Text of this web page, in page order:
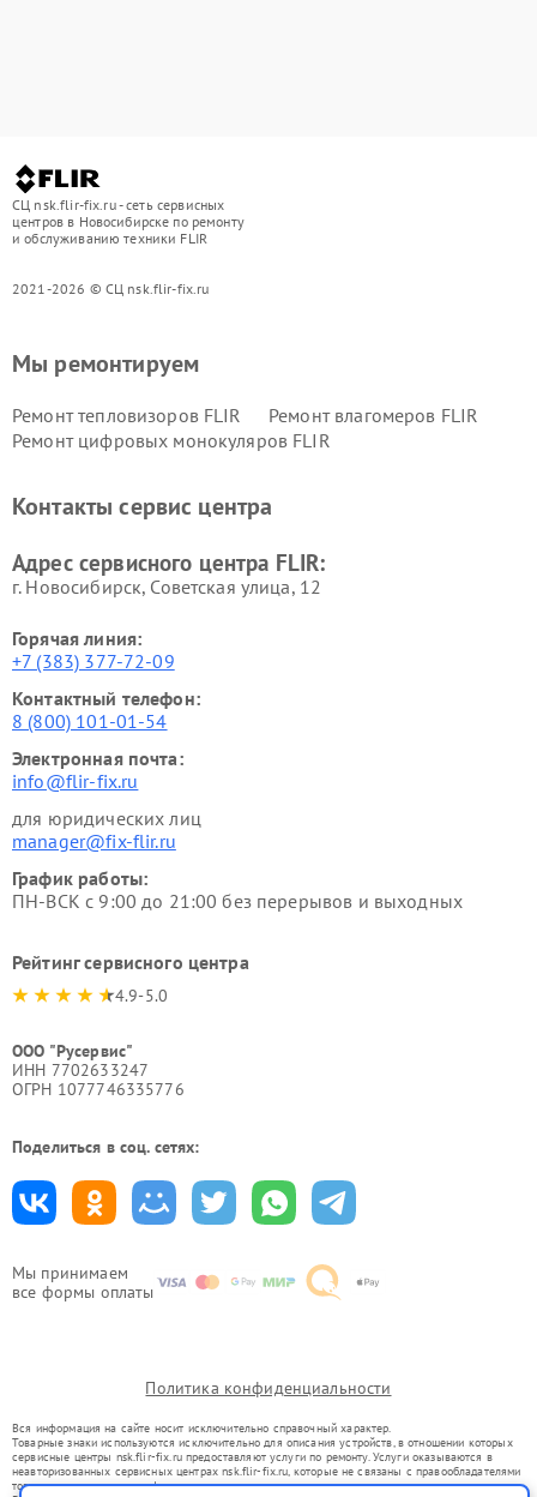
СЦ nsk.flir-fix.ru - сеть сервисных
центров в Новосибирске по ремонту
и обслуживанию техники FLIR
2021-2026 © СЦ nsk.flir-fix.ru
Мы принимаем
все формы оплаты
Мы ремонтируем
Ремонт тепловизоров FLIR
Ремонт влагомеров FLIR
Ремонт цифровых монокуляров FLIR
Контакты сервис центра
Адрес сервисного центра FLIR:
г. Новосибирск, Советская улица, 12
Горячая линия:
+7 (383) 377-72-09
Контактный телефон:
8 (800) 101-01-54
Электронная почта:
info@flir-fix.ru
для юридических лиц
manager@fix-flir.ru
График работы:
ПН-ВСК с 9:00 до 21:00 без перерывов и выходных
Рейтинг сервисного центра
4.9-5.0
ООО "Русервис"
ИНН 7702633247
ОГРН 1077746335776
Поделиться в соц. сетях:
Политика конфиденциальности
Вся информация на сайте носит исключительно справочный характер.
Товарные знаки используются исключительно для описания устройств, в отношении которых
сервисные центры nsk.flir-fix.ru предоставляют услуги по ремонту. Услуги оказываются в
неавторизованных сервисных центрах nsk.flir-fix.ru, которые не связаны с правообладателями
товарных знаков или их официальными представителями.